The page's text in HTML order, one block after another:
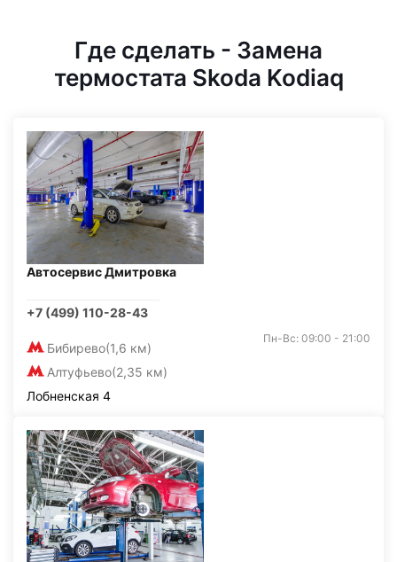
Где сделать - Замена
термостата Skoda Kodiaq
Автосервис Дмитровка
+7 (499) 110-28-43
Бибирево(1,6 км)
Алтуфьево(2,35 км)
Пн-Вс: 09:00 - 21:00
Лобненская 4